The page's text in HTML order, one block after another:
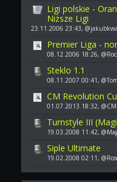
Ligi polskie -
Niższe Ligi
23.11.2006 23:43, @jakubkwa
Premier Liga -
08.12.2006 18:26,
Steklo 1.1
08.11.2007 00:41,
CM Revolution
01.07.2013 18:32,
Turnstyle III
19.03.2008 11:42,
Siple Ultimate
19.02.2008 02:11,